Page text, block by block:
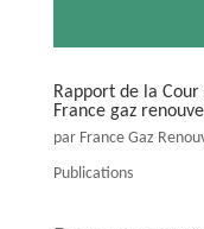
Rapport de la
France gaz
par France Gaz
Publications